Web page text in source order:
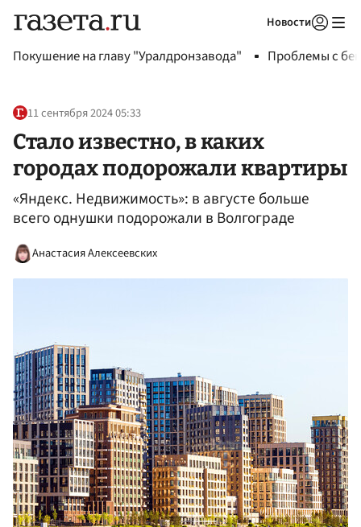
Новости
Покушение на главу "Уралдронзавода" Проблемы с
11 сентября 2024 05:33
Стало известно, в каких
городах подорожали квартиры
«Яндекс. Недвижимость»: в августе больше
всего однушки подорожали в Волгограде
Анастасия Алексеевских